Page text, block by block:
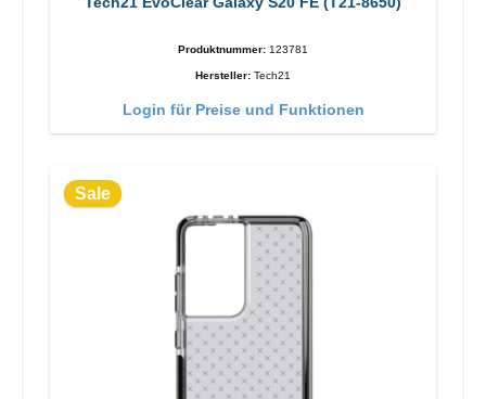
Produktnummer: 123781
Hersteller: Tech21
Login für Preise und Funktionen
Sale